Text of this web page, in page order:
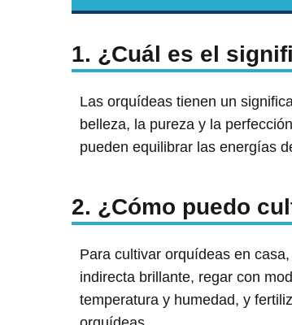
1. ¿Cuál es el
Las orquídeas tienen un
belleza, la pureza y la
pueden equilibrar las energías
2. ¿Cómo puedo
Para cultivar orquídeas en
indirecta brillante, regar con
temperatura y humedad, y